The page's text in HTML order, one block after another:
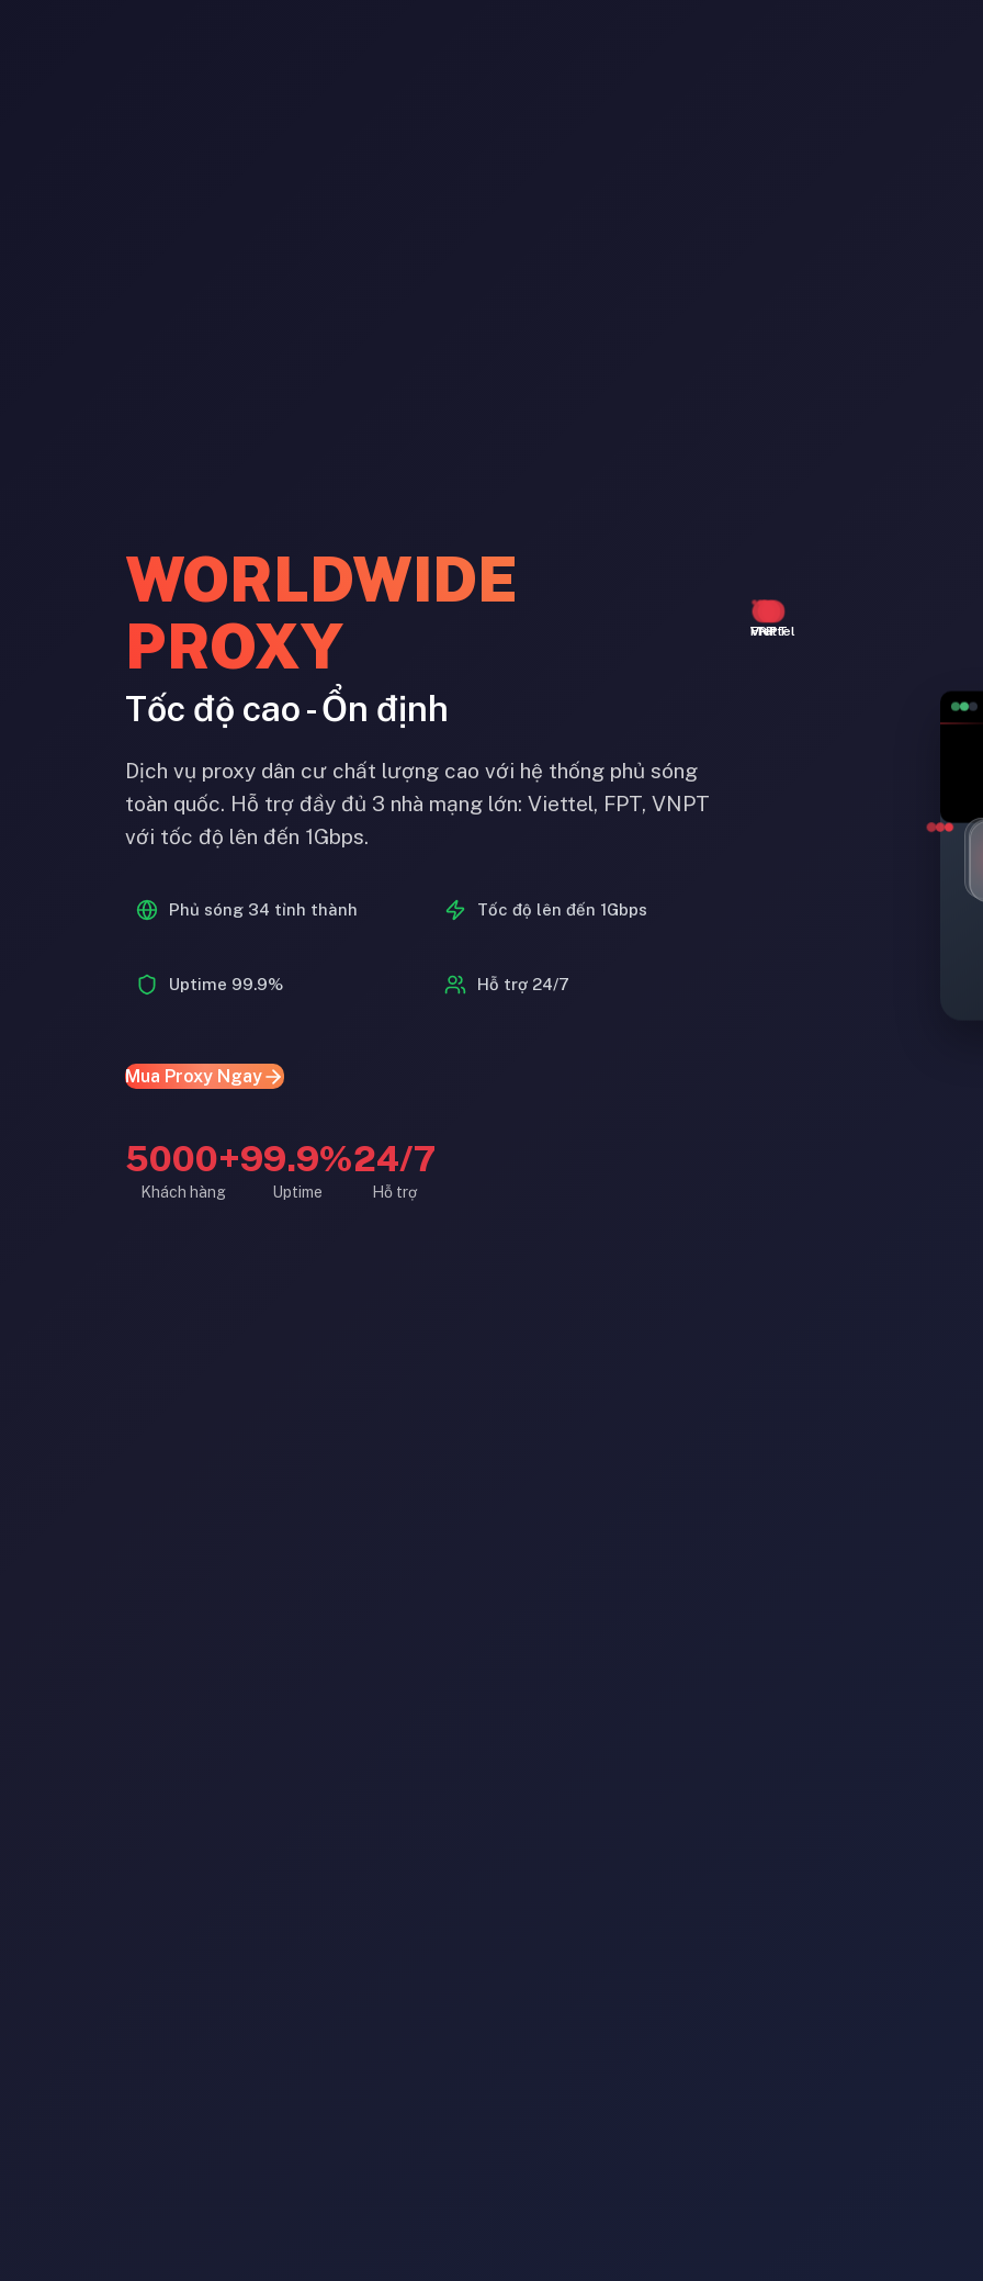
WORLDWIDE
PROXY
Tốc độ cao - Ổn định
Dịch vụ proxy dân cư chất lượng cao với hệ thống phủ sóng
toàn quốc. Hỗ trợ đầy đủ 3 nhà mạng lớn: Viettel, FPT, VNPT
với tốc độ lên đến 1Gbps.
Phủ sóng 34 tỉnh thành Tốc độ lên đến 1Gbps
Uptime 99.9% Hỗ trợ 24/7
Mua Proxy Ngay
5000+
Khách hàng
99.9%
Uptime
24/7
Hỗ trợ
Viettel
FPT
VNPT